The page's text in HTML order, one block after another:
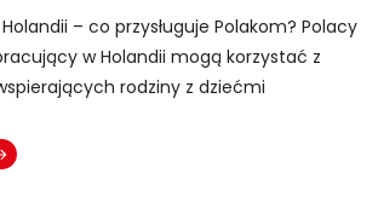
Holandii – co przysługuje Polakom? Polacy
w Holandii mogą korzystać z
rodziny z dziećmi